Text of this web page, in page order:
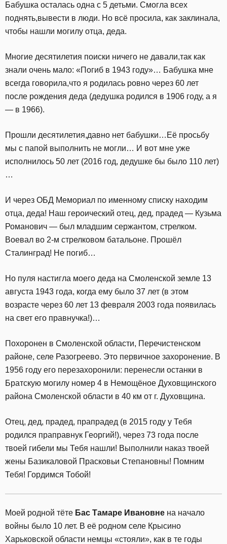
Бабушка осталась одна с 5 детьми. Смогла всех
поднять,вывести в люди. Но всё просила, как заклинала,
чтобы нашли могилу отца, деда.
Многие десятилетия поиски ничего не давали,так как
знали очень мало: «Погиб в 1943 году»… Бабушка мне
всегда говорила,что я родилась ровно через 60 лет
после рождения деда (дедушка родился в 1906 году, а я
— в 1966).
Прошли десятилетия,давно нет бабушки…Её просьбу
мы с папой выполнить не могли… И вот мне уже
исполнилось 50 лет (2016 год, дедушке бы было 110 лет)
…
И через ОБД Мемориал по именному списку находим
отца, деда! Наш героический отец, дед, прадед — Кузьма
Романович — был младшим сержантом, стрелком.
Воевал во 2-м стрелковом батальоне. Прошёл
Сталинград! Не погиб…
Но пуля настигла моего деда на Смоленской земле 13
августа 1943 года, когда ему было 37 лет (в этом
возрасте через 60 лет 13 февраля 2003 года появилась
на свет его правнучка!)…
Похоронен в Смоленской области, Перечистенском
районе, селе Разогреево. Это первичное захоронение. В
1956 году его перезахоронили: перенесли останки в
Братскую могилу номер 4 в Немощёное Духовщинского
района Смоленской области в 40 км от г. Духовщина.
Отец, дед, прадед, прапрадед (в 2015 году у Тебя
родился праправнук Георгий!), через 73 года после
твоей гибели мы Тебя нашли! Выполнили наказ твоей
жены Базикаловой Прасковьи Степановны! Помним
Тебя! Гордимся Тобой!
Моей родной тёте Бас Тамаре Ивановне на начало
войны было 10 лет. В её родном селе Крысино
Харьковской области немцы «стояли», как в те годы